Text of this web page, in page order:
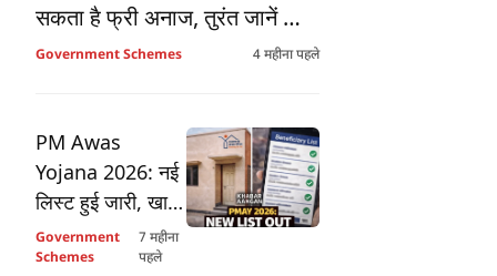
सकता है फ्री अनाज, तुरंत जानें आप
पर क्या पड़ेगा सीधा असर!
Government Schemes 4 महीना पहले
PM Awas
Yojana 2026: नई
लिस्ट हुई जारी, खाते
में आने लगे ₹2.5
लाख, ऐसे चेक करें
Government
Schemes
7 महीना
पहले